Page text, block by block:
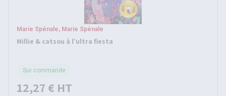
Marie Spénale, Marie Spénale
Millie & catsou à l'ultra fiesta
Sur commande
12,27 € HT